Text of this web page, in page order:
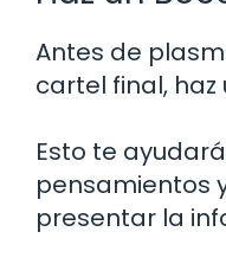
Antes de
cartel final, haz
Esto te
pensamientos
presentar la